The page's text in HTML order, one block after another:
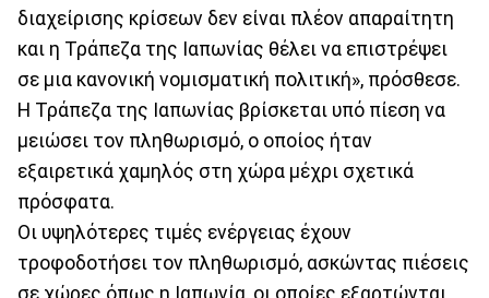
διαχείρισης κρίσεων δεν είναι πλέον απαραίτητη
και η Τράπεζα της Ιαπωνίας θέλει να επιστρέψει
σε μια κανονική νομισματική πολιτική», πρόσθεσε.
Η Τράπεζα της Ιαπωνίας βρίσκεται υπό πίεση να
μειώσει τον πληθωρισμό, ο οποίος ήταν
εξαιρετικά χαμηλός στη χώρα μέχρι σχετικά
πρόσφατα.
Οι υψηλότερες τιμές ενέργειας έχουν
τροφοδοτήσει τον πληθωρισμό, ασκώντας πιέσεις
σε χώρες όπως η Ιαπωνία, οι οποίες εξαρτώνται